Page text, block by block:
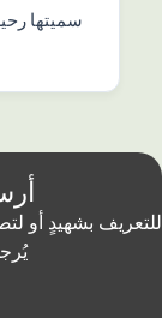
سميتها
للتعريف بشهيدٍ أو